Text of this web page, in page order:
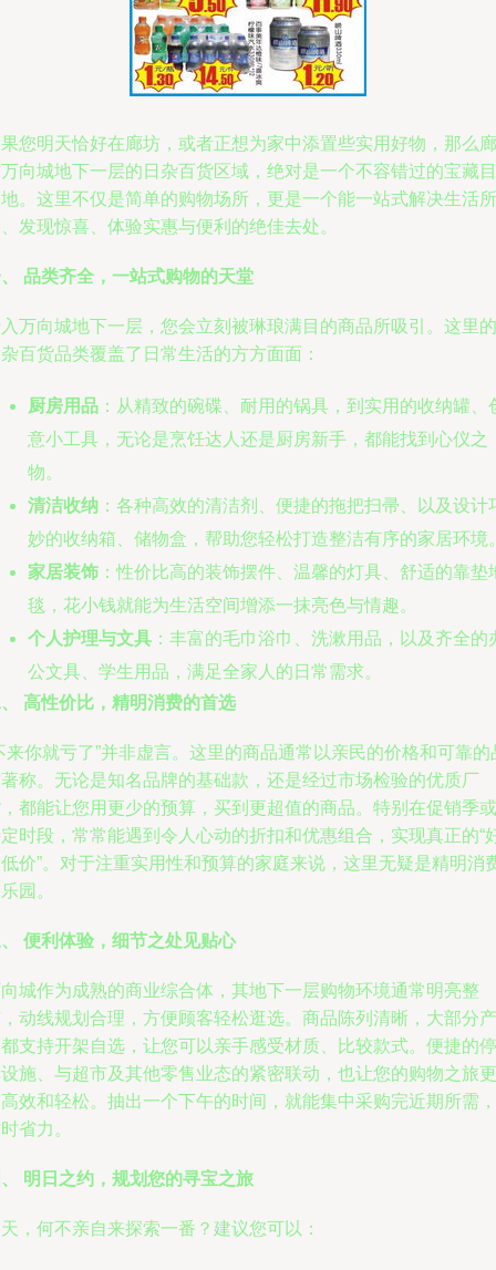
您明天恰好在廊坊，或者正想为家中添置些实用好物，那么廊
向城地下一层的日杂百货区域，绝对是一个不容错过的宝藏目
。这里不仅是简单的购物场所，更是一个能一站式解决生活所
发现惊喜、体验实惠与便利的绝佳去处。
品类齐全，一站式购物的天堂
万向城地下一层，您会立刻被琳琅满目的商品所吸引。这里的
百货品类覆盖了日常生活的方方面面：
厨房用品 ：从精致的碗碟、耐用的锅具，到实用的收纳罐、
意小工具，无论是烹饪达人还是厨房新手，都能找到心仪之
物。
清洁收纳 ：各种高效的清洁剂、便捷的拖把扫帚、以及设计
妙的收纳箱、储物盒，帮助您轻松打造整洁有序的家居环境
家居装饰 ：性价比高的装饰摆件、温馨的灯具、舒适的靠垫
毯，花小钱就能为生活空间增添一抹亮色与情趣。
个人护理与文具 ：丰富的毛巾浴巾、洗漱用品，以及齐全的
公文具、学生用品，满足全家人的日常需求。
高性价比，精明消费的首选
来你就亏了”并非虚言。这里的商品通常以亲民的价格和可靠的
称。无论是知名品牌的基础款，还是经过市场检验的优质厂
都能让您用更少的预算，买到更超值的商品。特别在促销季或
时段，常常能遇到令人心动的折扣和优惠组合，实现真正的“
价”。对于注重实用性和预算的家庭来说，这里无疑是精明消
园。
便利体验，细节之处见贴心
城作为成熟的商业综合体，其地下一层购物环境通常明亮整
动线规划合理，方便顾客轻松逛选。商品陈列清晰，大部分产
支持开架自选，让您可以亲手感受材质、比较款式。便捷的停
施、与超市及其他零售业态的紧密联动，也让您的购物之旅更
效和轻松。抽出一个下午的时间，就能集中采购完近期所需，
省力。
明日之约，规划您的寻宝之旅
，何不亲自来探索一番？建议您可以：